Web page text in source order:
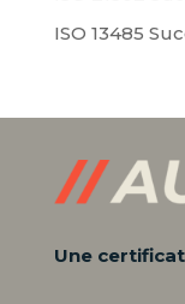
ISO 13485
Une